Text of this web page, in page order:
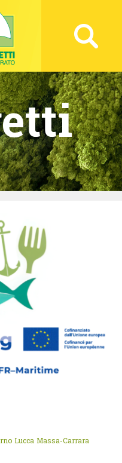
Lucca Massa-Carrara